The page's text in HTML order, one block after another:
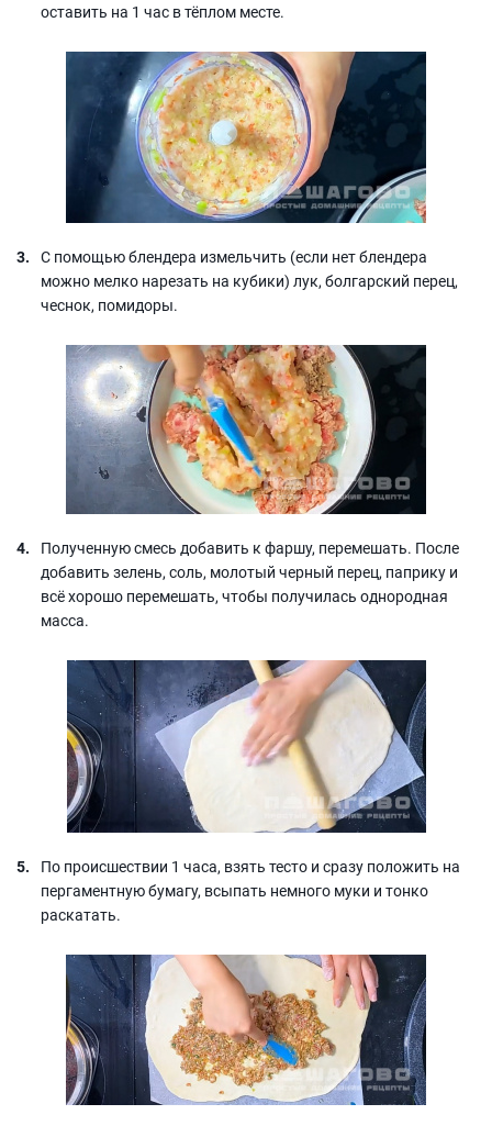
оставить на 1 час в тёплом месте.
С помощью блендера измельчить (если нет блендера
можно мелко нарезать на кубики) лук, болгарский перец,
чеснок, помидоры.
Полученную смесь добавить к фаршу, перемешать. После
добавить зелень, соль, молотый черный перец, паприку и
всё хорошо перемешать, чтобы получилась однородная
масса.
По происшествии 1 часа, взять тесто и сразу положить на
пергаментную бумагу, всыпать немного муки и тонко
раскатать.